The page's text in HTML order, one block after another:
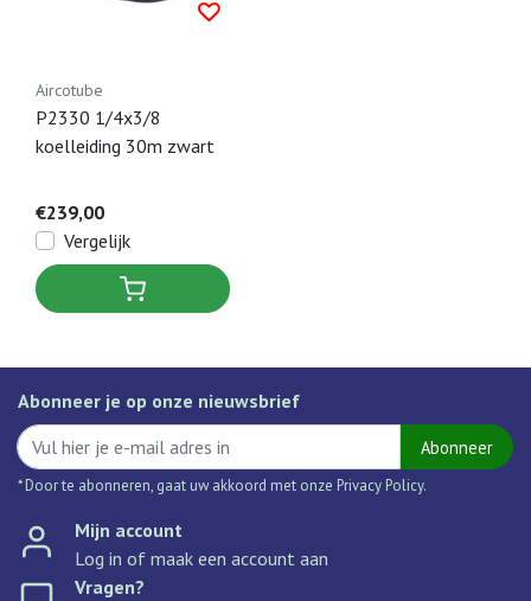
Aircotube
P2330 1/4x3/8
koelleiding 30m zwart
€239,00
Vergelijk
Abonneer je op onze nieuwsbrief
Abonneer
* Door te abonneren, gaat uw akkoord met onze Privacy Policy.
Mijn account
Log in of maak een account aan
Vragen?